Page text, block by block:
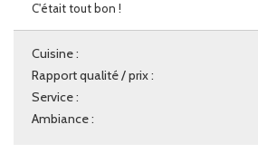
C'était tout bon !
Cuisine :
Rapport qualité / prix :
Service :
Ambiance :